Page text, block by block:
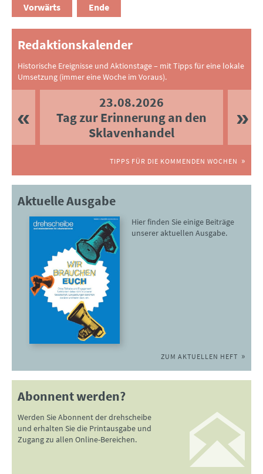
Vorwärts
Ende
Redaktionskalender
Historische Ereignisse und Aktionstage – mit Tipps für eine lokale
Umsetzung (immer eine Woche im Voraus).
23.08.2026
Tag zur Erinnerung an den
Sklavenhandel
TIPPS FÜR DIE KOMMENDEN WOCHEN
Aktuelle Ausgabe
Hier finden Sie einige Beiträge
unserer aktuellen Ausgabe.
ZUM AKTUELLEN HEFT
Abonnent werden?
Werden Sie Abonnent der drehscheibe
und erhalten Sie die Printausgabe und
Zugang zu allen Online-Bereichen.